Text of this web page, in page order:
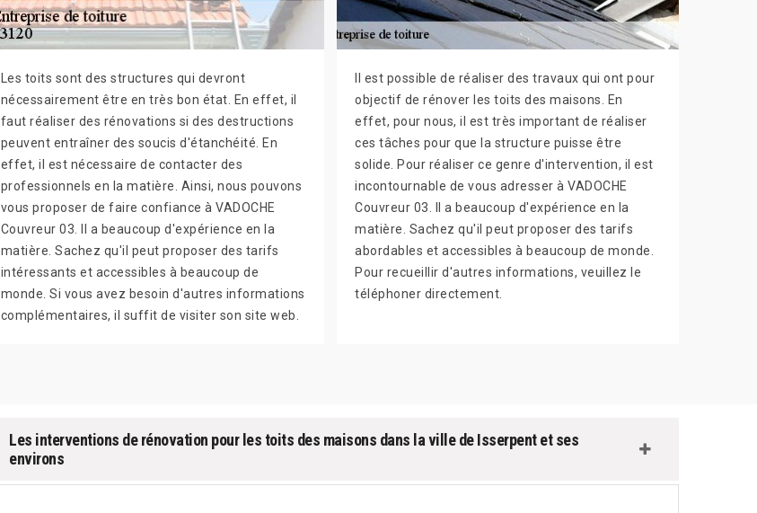
Les toits sont des structures qui devront
nécessairement être en très bon état. En effet, il
faut réaliser des rénovations si des destructions
peuvent entraîner des soucis d'étanchéité. En
effet, il est nécessaire de contacter des
professionnels en la matière. Ainsi, nous pouvons
vous proposer de faire confiance à VADOCHE
Couvreur 03. Il a beaucoup d'expérience en la
matière. Sachez qu'il peut proposer des tarifs
intéressants et accessibles à beaucoup de
monde. Si vous avez besoin d'autres informations
complémentaires, il suffit de visiter son site web.
Il est possible de réaliser des travaux qui ont pour
objectif de rénover les toits des maisons. En
effet, pour nous, il est très important de réaliser
ces tâches pour que la structure puisse être
solide. Pour réaliser ce genre d'intervention, il est
incontournable de vous adresser à VADOCHE
Couvreur 03. Il a beaucoup d'expérience en la
matière. Sachez qu'il peut proposer des tarifs
abordables et accessibles à beaucoup de monde.
Pour recueillir d'autres informations, veuillez le
téléphoner directement.
Les interventions de rénovation pour les toits des maisons dans la ville de Isserpent et ses
environs